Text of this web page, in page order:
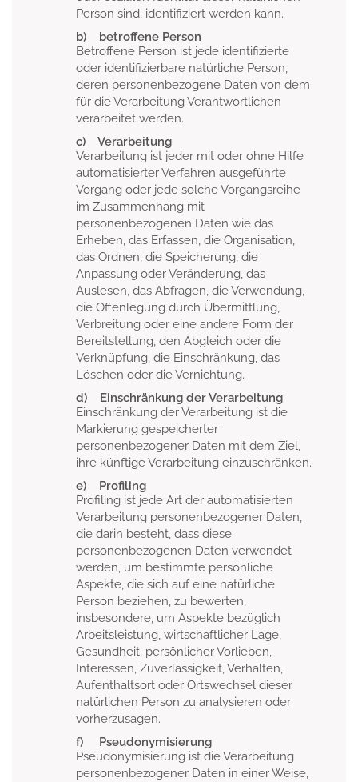
Person sind, identifiziert werden kann.
b) betroffene Person
Betroffene Person ist jede identifizierte
oder identifizierbare natürliche Person,
deren personenbezogene Daten von dem
für die Verarbeitung Verantwortlichen
verarbeitet werden.
c) Verarbeitung
Verarbeitung ist jeder mit oder ohne Hilfe
automatisierter Verfahren ausgeführte
Vorgang oder jede solche Vorgangsreihe
im Zusammenhang mit
personenbezogenen Daten wie das
Erheben, das Erfassen, die Organisation,
das Ordnen, die Speicherung, die
Anpassung oder Veränderung, das
Auslesen, das Abfragen, die Verwendung,
die Offenlegung durch Übermittlung,
Verbreitung oder eine andere Form der
Bereitstellung, den Abgleich oder die
Verknüpfung, die Einschränkung, das
Löschen oder die Vernichtung.
d) Einschränkung der Verarbeitung
Einschränkung der Verarbeitung ist die
Markierung gespeicherter
personenbezogener Daten mit dem Ziel,
ihre künftige Verarbeitung einzuschränken.
e) Profiling
Profiling ist jede Art der automatisierten
Verarbeitung personenbezogener Daten,
die darin besteht, dass diese
personenbezogenen Daten verwendet
werden, um bestimmte persönliche
Aspekte, die sich auf eine natürliche
Person beziehen, zu bewerten,
insbesondere, um Aspekte bezüglich
Arbeitsleistung, wirtschaftlicher Lage,
Gesundheit, persönlicher Vorlieben,
Interessen, Zuverlässigkeit, Verhalten,
Aufenthaltsort oder Ortswechsel dieser
natürlichen Person zu analysieren oder
vorherzusagen.
f) Pseudonymisierung
Pseudonymisierung ist die Verarbeitung
personenbezogener Daten in einer Weise,